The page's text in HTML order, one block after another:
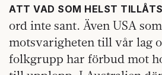
ATT VAD SOM HELST TILLÅTS
ord inte sant. Även USA
motsvarigheten till vår lag
folkgrupp har förbud mot